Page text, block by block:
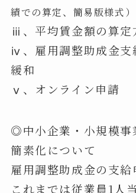
績での算定、簡易版様式）
ⅲ、平均賃金額の算定
ⅳ、雇用調整助成金支
緩和
ⅴ、オンライン申請
◎中小企業・小規模事
簡素化について
雇用調整助成金の支給
これまでは従業員1人